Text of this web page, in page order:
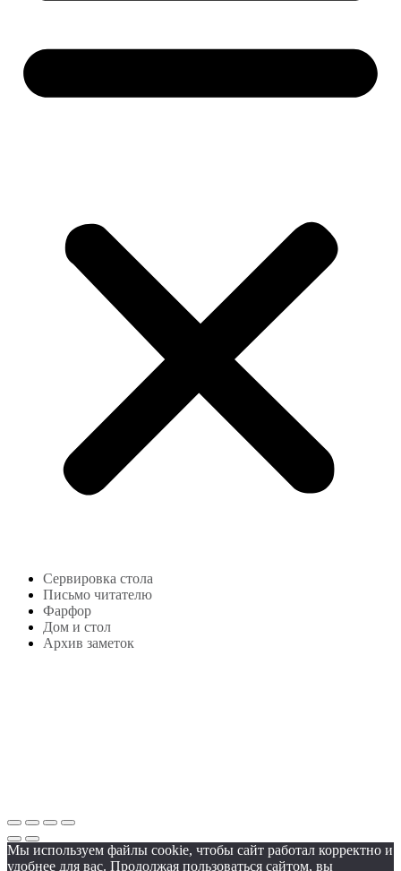
Сервировка стола
Письмо читателю
Фарфор
Дом и стол
Архив заметок
Мы используем файлы cookie, чтобы сайт работал корректно и
удобнее для вас. Продолжая пользоваться сайтом, вы